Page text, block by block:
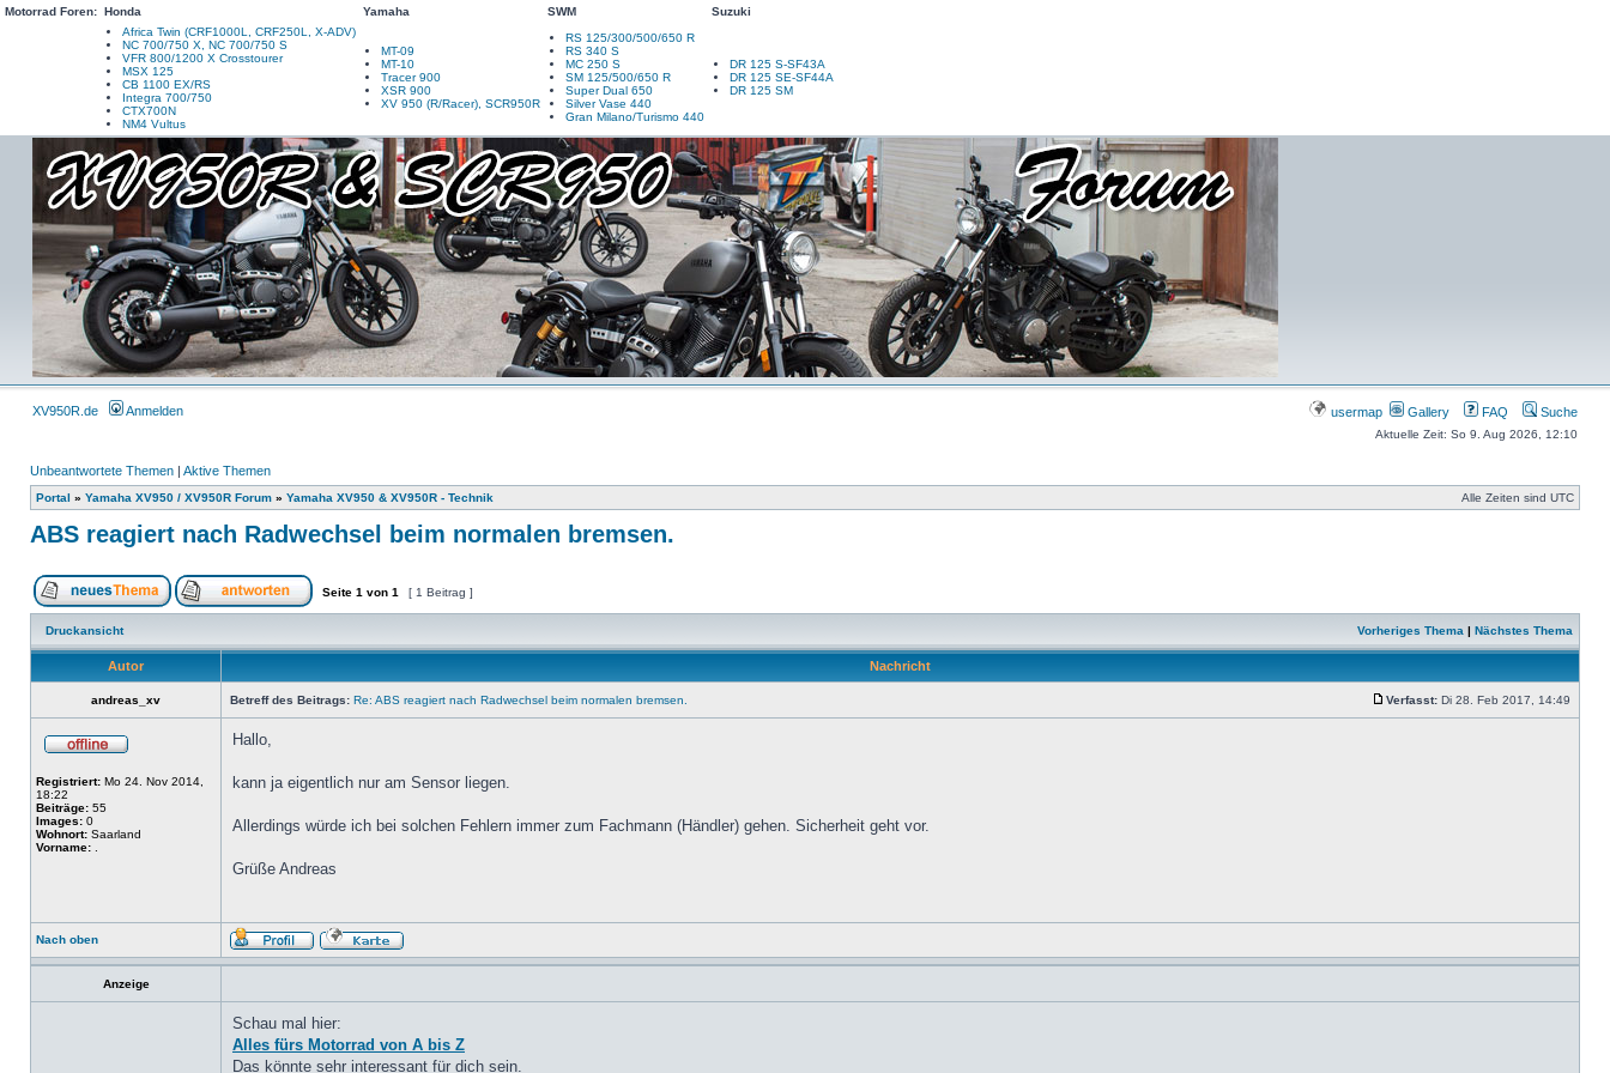
Motorrad Foren: Honda Yamaha SWM
Suzuki
Africa Twin (CRF1000L, CRF250L, X-ADV)
NC 700/750 X, NC 700/750 S
VFR 800/1200 X Crosstourer
MSX 125
CB 1100 EX/RS
Integra 700/750
CTX700N
NM4 Vultus
MT-09
MT-10
Tracer 900
XSR 900
XV 950 (R/Racer), SCR950R
RS 125/300/500/650 R
RS 340 S
MC 250 S
SM 125/500/650 R
Super Dual 650
Silver Vase 440
Gran Milano/Turismo 440
DR 125 S-SF43A
DR 125 SE-SF44A
DR 125 SM
XV950R.de Anmelden usermap Gallery FAQ Suche
Aktuelle Zeit: So 9. Aug 2026, 12:10
Unbeantwortete Themen | Aktive Themen
Portal » Yamaha XV950 / XV950R Forum » Yamaha XV950 & XV950R - Technik Alle Zeiten sind UTC
ABS reagiert nach Radwechsel beim normalen bremsen.
Seite 1 von 1 [ 1 Beitrag ]
Druckansicht Vorheriges Thema | Nächstes Thema
Autor Nachricht
andreas_xv Betreff des Beitrags: Re: ABS reagiert nach Radwechsel beim normalen bremsen. Verfasst: Di 28. Feb 2017, 14:49
Registriert: Mo 24. Nov 2014,
18:22
Beiträge: 55
Images: 0
Wohnort: Saarland
Vorname:
Hallo,
kann ja eigentlich nur am Sensor liegen.
Allerdings würde ich bei solchen Fehlern immer zum Fachmann (Händler) gehen. Sicherheit geht vor.
Grüße Andreas
Nach oben
Anzeige
Schau mal hier:
Alles fürs Motorrad von A bis Z
Das könnte sehr interessant für dich sein.